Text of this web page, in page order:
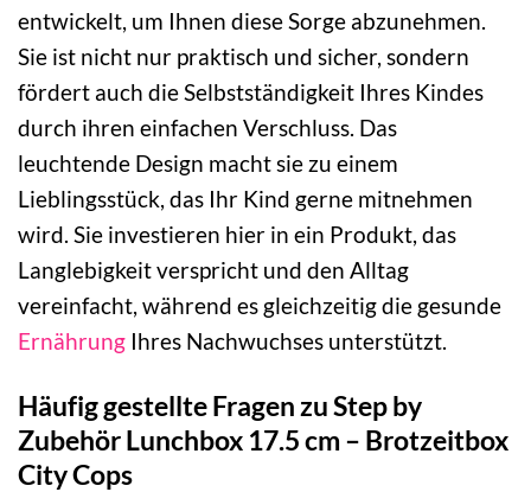
entwickelt, um Ihnen diese Sorge abzunehmen.
Sie ist nicht nur praktisch und sicher, sondern
fördert auch die Selbstständigkeit Ihres Kindes
durch ihren einfachen Verschluss. Das
leuchtende Design macht sie zu einem
Lieblingsstück, das Ihr Kind gerne mitnehmen
wird. Sie investieren hier in ein Produkt, das
Langlebigkeit verspricht und den Alltag
vereinfacht, während es gleichzeitig die gesunde
Ernährung Ihres Nachwuchses unterstützt.
Häufig gestellte Fragen zu Step by
Zubehör Lunchbox 17.5 cm – Brotzeitbox
City Cops